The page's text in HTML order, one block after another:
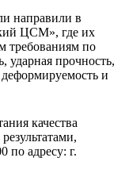
направили в
ЦСМ», где их
требованиям по
ударная прочность,
и
качества
по адресу: г.